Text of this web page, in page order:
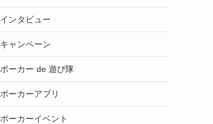
インタビュー
キャンペーン
ポーカー de 遊び隊
ポーカーアプリ
ポーカーイベント